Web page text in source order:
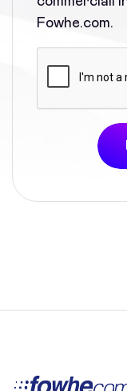
Fowhe.com.